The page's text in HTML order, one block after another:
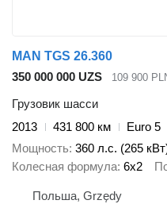
MAN TGS 26.360
350 000 000 UZS
109 900
Грузовик шасси
2013
431 800 км
Euro 5
Мощность 360 л.с. (265
Колесная формула 6x2
Польша, Grzędy